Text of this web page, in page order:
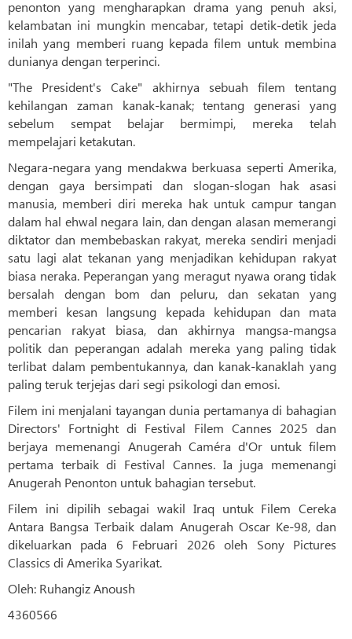
penonton yang mengharapkan drama yang penuh aksi,
kelambatan ini mungkin mencabar, tetapi detik-detik jeda
inilah yang memberi ruang kepada filem untuk membina
dunianya dengan terperinci.
"The President's Cake" akhirnya sebuah filem tentang
kehilangan zaman kanak-kanak; tentang generasi yang
sebelum sempat belajar bermimpi, mereka telah
mempelajari ketakutan.
Negara-negara yang mendakwa berkuasa seperti Amerika,
dengan gaya bersimpati dan slogan-slogan hak asasi
manusia, memberi diri mereka hak untuk campur tangan
dalam hal ehwal negara lain, dan dengan alasan memerangi
diktator dan membebaskan rakyat, mereka sendiri menjadi
satu lagi alat tekanan yang menjadikan kehidupan rakyat
biasa neraka. Peperangan yang meragut nyawa orang tidak
bersalah dengan bom dan peluru, dan sekatan yang
memberi kesan langsung kepada kehidupan dan mata
pencarian rakyat biasa, dan akhirnya mangsa-mangsa
politik dan peperangan adalah mereka yang paling tidak
terlibat dalam pembentukannya, dan kanak-kanaklah yang
paling teruk terjejas dari segi psikologi dan emosi.
Filem ini menjalani tayangan dunia pertamanya di bahagian
Directors' Fortnight di Festival Filem Cannes 2025 dan
berjaya memenangi Anugerah Caméra d'Or untuk filem
pertama terbaik di Festival Cannes. Ia juga memenangi
Anugerah Penonton untuk bahagian tersebut.
Filem ini dipilih sebagai wakil Iraq untuk Filem Cereka
Antara Bangsa Terbaik dalam Anugerah Oscar Ke-98, dan
dikeluarkan pada 6 Februari 2026 oleh Sony Pictures
Classics di Amerika Syarikat.
Oleh: Ruhangiz Anoush
4360566